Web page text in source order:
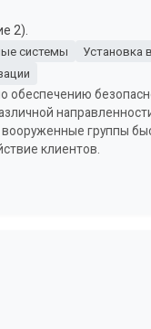
2).
системы Установка
обеспечению
группы
клиентов.